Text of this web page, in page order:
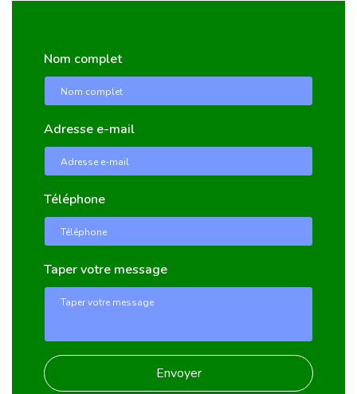
Nom complet
Adresse e-mail
Téléphone
Taper votre message
Envoyer